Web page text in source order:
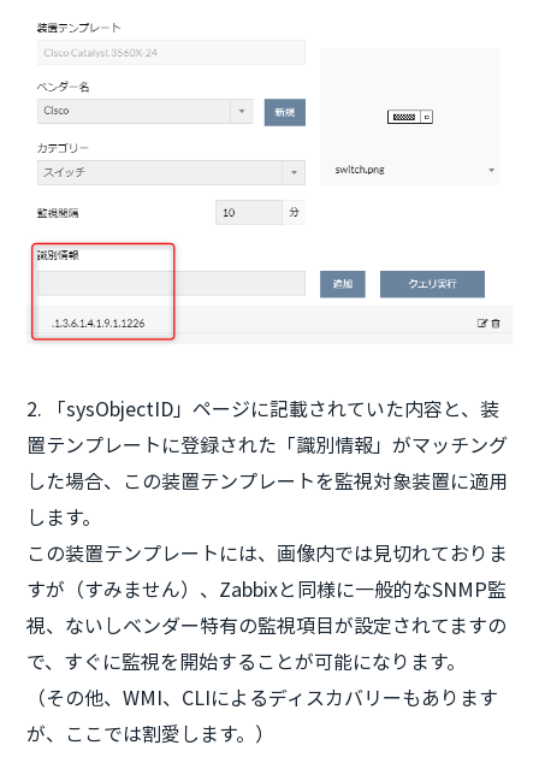
2. 「sysObjectID」ページに記載されていた内容と、装
置テンプレートに登録された「識別情報」がマッチング
した場合、この装置テンプレートを監視対象装置に適用
します。
この装置テンプレートには、画像内では見切れておりま
すが（すみません）、Zabbixと同様に一般的なSNMP監
視、ないしベンダー特有の監視項目が設定されてますの
で、すぐに監視を開始することが可能になります。
（その他、WMI、CLIによるディスカバリーもあります
が、ここでは割愛します。）